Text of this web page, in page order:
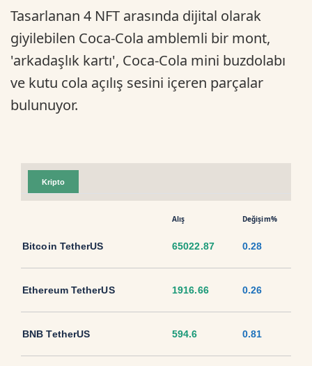
Tasarlanan 4 NFT arasında dijital olarak
giyilebilen Coca-Cola amblemli bir mont,
'arkadaşlık kartı', Coca-Cola mini buzdolabı
ve kutu cola açılış sesini içeren parçalar
bulunuyor.
Kripto
Alış Değişim%
Bitcoin TetherUS 65022.87 0.28
Ethereum TetherUS 1916.66 0.26
BNB TetherUS 594.6 0.81